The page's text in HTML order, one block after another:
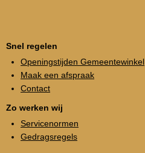
Snel regelen
Openingstijden Gemeentewinkel
Maak een afspraak
Contact
Zo werken wij
Servicenormen
Gedragsregels